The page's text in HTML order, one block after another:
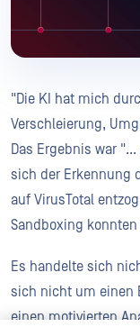
"Die KI hat mich
Verschleierung,
Das Ergebnis war
sich der Erkennung
auf VirusTotal
Sandboxing
Es handelte sich
sich nicht um einen
einen motivierten